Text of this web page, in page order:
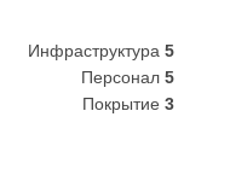
Инфраструктура 5
Персонал 5
Покрытие 3